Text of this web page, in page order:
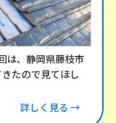
たので見てほし
詳しく見る →